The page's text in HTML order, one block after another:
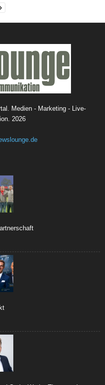
Medien - Marketing - Live-
2026